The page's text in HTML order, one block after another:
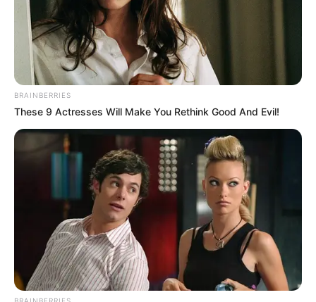
Friss hírek
Orbán Viktor a Szőlő utcai
ügyről: Gyalázatos provokáció,
propagandisztikus műbalhé
BRAINBERRIES
These 9 Actresses Will Make You Rethink Good And Evil!